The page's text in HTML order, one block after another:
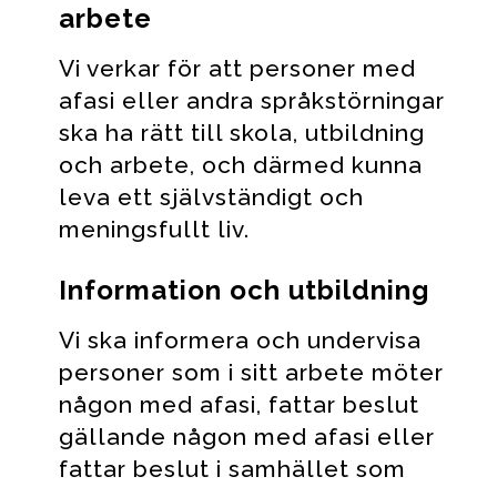
arbete
Vi verkar för att personer med
afasi eller andra språkstörningar
ska ha rätt till skola, utbildning
och arbete, och därmed kunna
leva ett självständigt och
meningsfullt liv.
Information och utbildning
Vi ska informera och undervisa
personer som i sitt arbete möter
någon med afasi, fattar beslut
gällande någon med afasi eller
fattar beslut i samhället som